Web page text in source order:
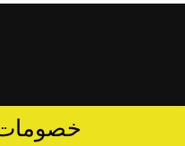
خصومات تصل الى 40 %...